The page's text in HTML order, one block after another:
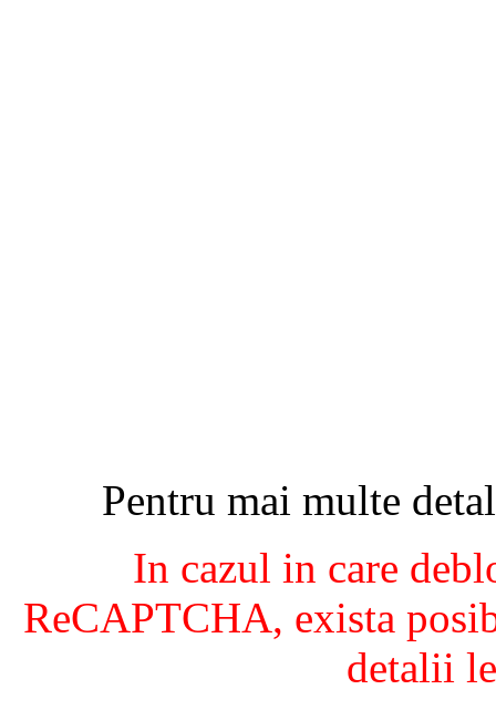
Pentru mai multe
In cazul in care
ReCAPTCHA, exista
detalii